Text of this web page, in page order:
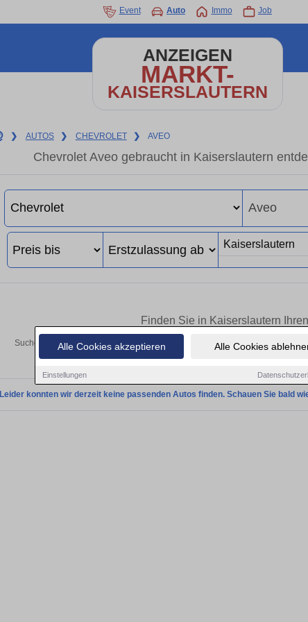
Alle Cookies akzeptieren Alle Cookies
Einstellungen
Event Auto Immo Job
ANZEIGEN
MARKT-
KAISERSLAUTERN
❯ AUTOS ❯ CHEVROLET ❯ AVEO
Chevrolet Aveo gebraucht in Kaiserslautern
Finden Sie in Kaiserslautern
Suchen Sie in Kaiserslautern einen Chevrolet Aveo Gebrauchtwagen?
Preisklassen von
Leider konnten wir derzeit keine passenden Autos finden. Schauen Sie bald